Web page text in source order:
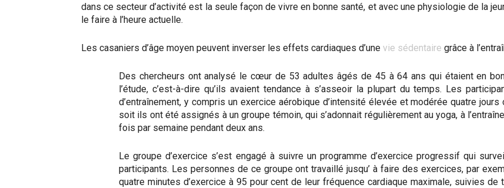
dans ce secteur d’activité est la seule façon de vivre en bonne santé, et avec une physiologie de la
le faire à l’heure actuelle.
Les casaniers d’âge moyen peuvent inverser les effets cardiaques d’une vie sédentaire grâce à
Des chercheurs ont analysé le cœur de 53 adultes âgés de 45 à 64 ans qui étaient en
l’étude, c’est-à-dire qu’ils avaient tendance à s’asseoir la plupart du temps. Les
d’entraînement, y compris un exercice aérobique d’intensité élevée et modérée quatre
soit ils ont été assignés à un groupe témoin, qui s’adonnait régulièrement au yoga, à
fois par semaine pendant deux ans.
Le groupe d’exercice s’est engagé à suivre un programme d’exercice progressif qui
participants. Les personnes de ce groupe ont travaillé jusqu’ à faire des exercices, par
quatre minutes d’exercice à 95 pour cent de leur fréquence cardiaque maximale, suivies